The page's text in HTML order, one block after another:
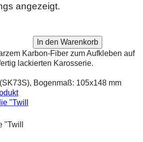
angezeigt.
Karbon-Fiber zum Aufkleben auf
lackierten Karosserie.
Bogenmaß: 105x148 mm